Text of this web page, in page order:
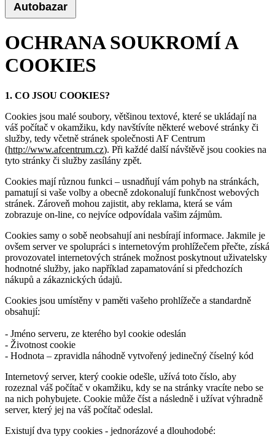
Autobazar
OCHRANA SOUKROMÍ A
COOKIES
1. CO JSOU COOKIES?
Cookies jsou malé soubory, většinou textové, které se ukládají na
váš počítač v okamžiku, kdy navštívíte některé webové stránky či
služby, tedy včetně stránek společnosti AF Centrum
(http://www.afcentrum.cz). Při každé další návštěvě jsou cookies na
tyto stránky či služby zasílány zpět.
Cookies mají různou funkci – usnadňují vám pohyb na stránkách,
pamatují si vaše volby a obecně zdokonalují funkčnost webových
stránek. Zároveň mohou zajistit, aby reklama, která se vám
zobrazuje on-line, co nejvíce odpovídala vašim zájmům.
Cookies samy o sobě neobsahují ani nesbírají informace. Jakmile je
ovšem server ve spolupráci s internetovým prohlížečem přečte, získá
provozovatel internetových stránek možnost poskytnout uživatelsky
hodnotné služby, jako například zapamatování si předchozích
nákupů a zákaznických údajů.
Cookies jsou umístěny v paměti vašeho prohlížeče a standardně
obsahují:
- Jméno serveru, ze kterého byl cookie odeslán
- Životnost cookie
- Hodnota – zpravidla náhodně vytvořený jedinečný číselný kód
Internetový server, který cookie odešle, užívá toto číslo, aby
rozeznal váš počítač v okamžiku, kdy se na stránky vracíte nebo se
na nich pohybujete. Cookie může číst a následně i užívat výhradně
server, který jej na váš počítač odeslal.
Existují dva typy cookies - jednorázové a dlouhodobé: